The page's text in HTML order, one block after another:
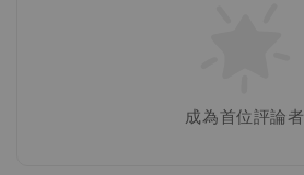
成為首位評論者